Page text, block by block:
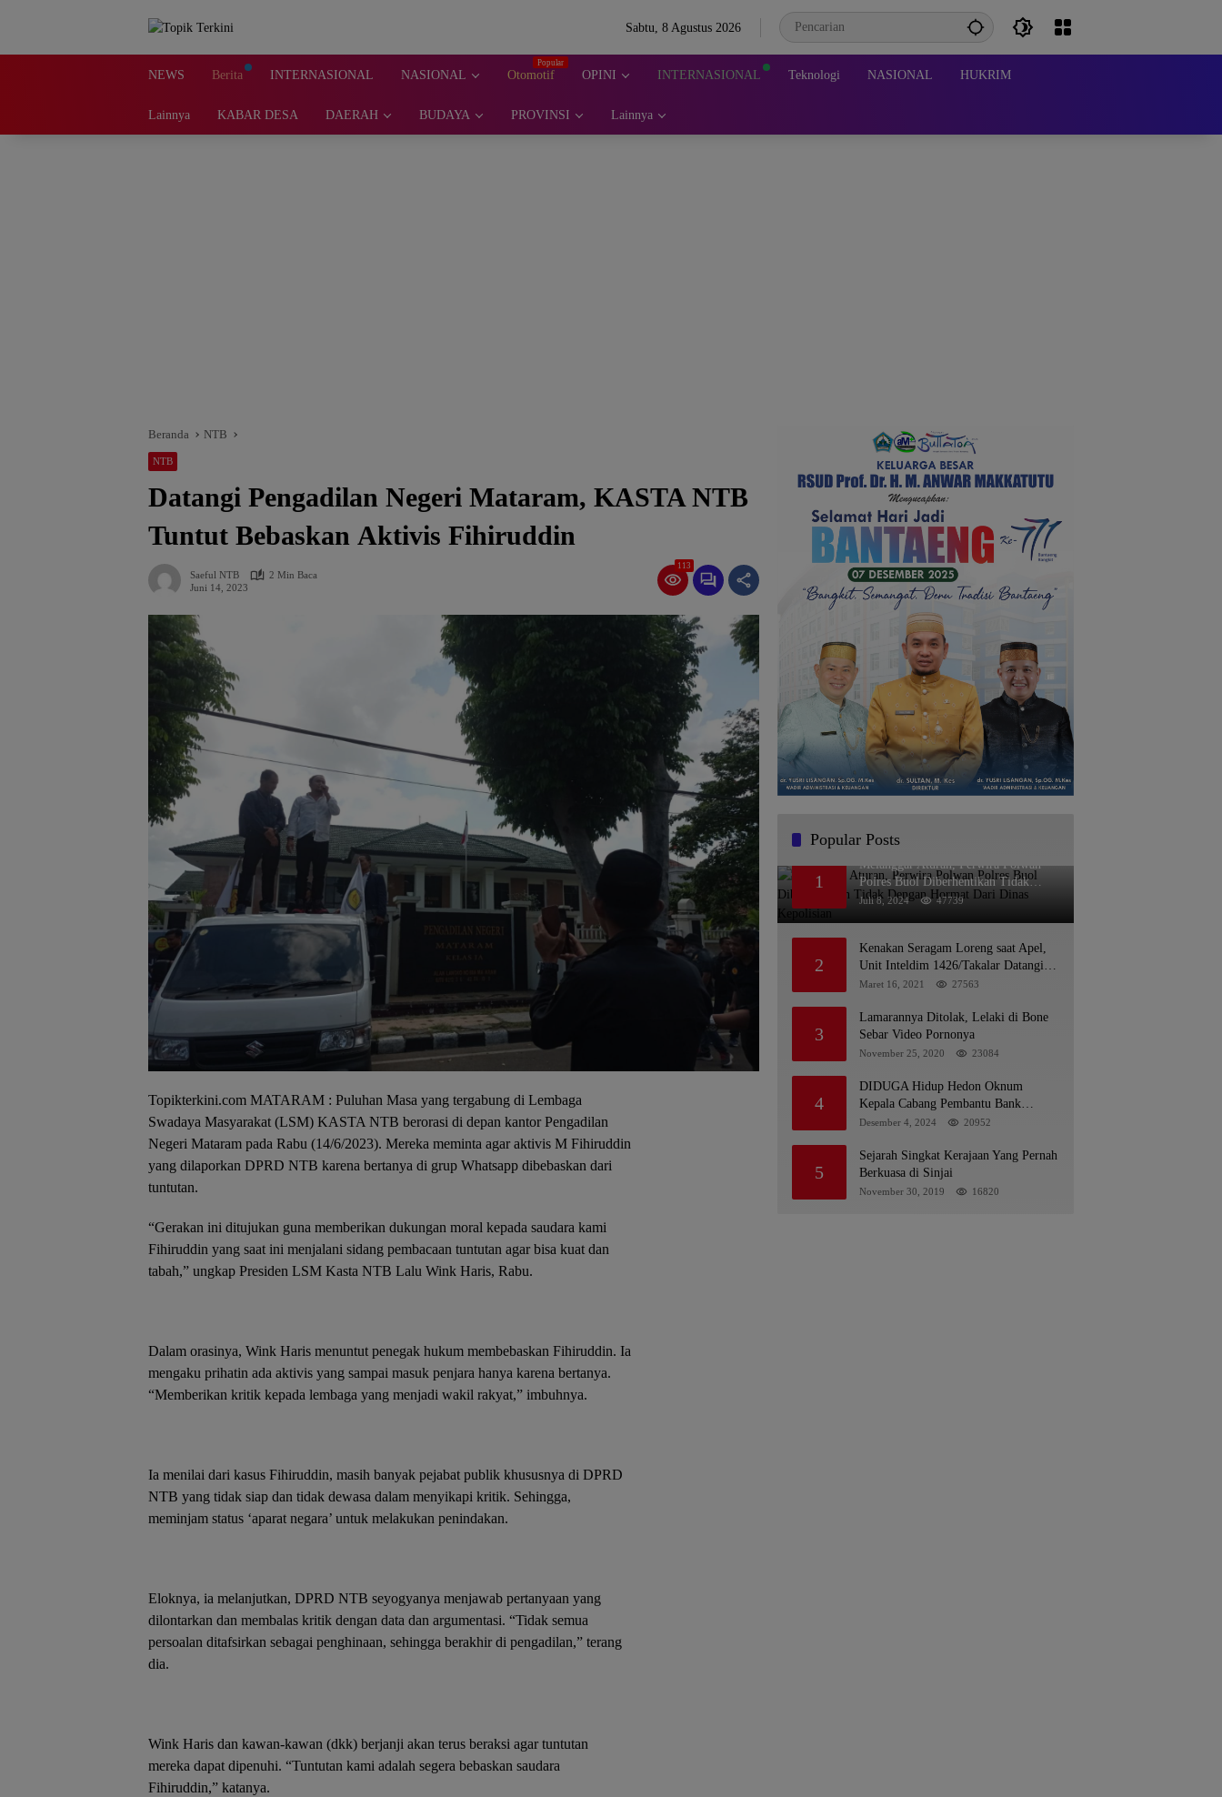
Sabtu, 8 Agustus 2026
NEWS Berita INTERNASIONAL NASIONAL Otomotif OPINI INTERNASIONAL Teknologi NASIONAL HUKRIM
Lainnya KABAR DESA DAERAH BUDAYA PROVINSI Lainnya
Beranda NTB
NTB
Datangi Pengadilan Negeri Mataram, KASTA NTB
Tuntut Bebaskan Aktivis Fihiruddin
Saeful NTB
2 Min Baca
Juni 14, 2023
113
Topikterkini.com MATARAM : Puluhan Masa yang tergabung di Lembaga
Swadaya Masyarakat (LSM) KASTA NTB berorasi di depan kantor Pengadilan
Negeri Mataram pada Rabu (14/6/2023). Mereka meminta agar aktivis M Fihiruddin
yang dilaporkan DPRD NTB karena bertanya di grup Whatsapp dibebaskan dari
tuntutan.
“Gerakan ini ditujukan guna memberikan dukungan moral kepada saudara kami
Fihiruddin yang saat ini menjalani sidang pembacaan tuntutan agar bisa kuat dan
tabah,” ungkap Presiden LSM Kasta NTB Lalu Wink Haris, Rabu.
Dalam orasinya, Wink Haris menuntut penegak hukum membebaskan Fihiruddin. Ia
mengaku prihatin ada aktivis yang sampai masuk penjara hanya karena bertanya.
“Memberikan kritik kepada lembaga yang menjadi wakil rakyat,” imbuhnya.
Ia menilai dari kasus Fihiruddin, masih banyak pejabat publik khususnya di DPRD
NTB yang tidak siap dan tidak dewasa dalam menyikapi kritik. Sehingga,
meminjam status ‘aparat negara’ untuk melakukan penindakan.
Eloknya, ia melanjutkan, DPRD NTB seyogyanya menjawab pertanyaan yang
dilontarkan dan membalas kritik dengan data dan argumentasi. “Tidak semua
persoalan ditafsirkan sebagai penghinaan, sehingga berakhir di pengadilan,” terang
dia.
Wink Haris dan kawan-kawan (dkk) berjanji akan terus beraksi agar tuntutan
mereka dapat dipenuhi. “Tuntutan kami adalah segera bebaskan saudara
Fihiruddin,” katanya.
Popular Posts
1
Melanggar Aturan, Perwira Polwan
Polres Buol Diberhentikan Tidak
Dengan Hormat Dari Dinas Kepolisian
Juli 8, 2024 47739
2
Kenakan Seragam Loreng saat Apel,
Unit Inteldim 1426/Takalar Datangi
Kediaman Kasatpol PP
Maret 16, 2021 27563
3
Lamarannya Ditolak, Lelaki di Bone
Sebar Video Pornonya
November 25, 2020 23084
4
DIDUGA Hidup Hedon Oknum
Kepala Cabang Pembantu Bank
syariah Indonesia Unit Hasan Basri di
Prioritasnya Hingga Milyaran Rupiah
dan Bilyet Giro Tidak Terdaftar, OJK
Kalsel : Bertemu Tanggal 11
Desember 4, 2024 20952
5
Sejarah Singkat Kerajaan Yang Pernah
Berkuasa di Sinjai
November 30, 2019 16820